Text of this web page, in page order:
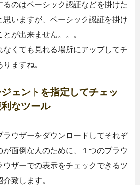
るのはベーシック認証などを掛けた
思いますが、ベーシック認証を掛け
が出来ません。。。
なくても見れる場所にアップしてチ
ますね。
ェントを指定してチェッ
なツール
ラウザーをダウンロードしてそれぞ
が面倒な人のために、１つのブラウ
ウザーでの表示をチェックできるツ
致します。